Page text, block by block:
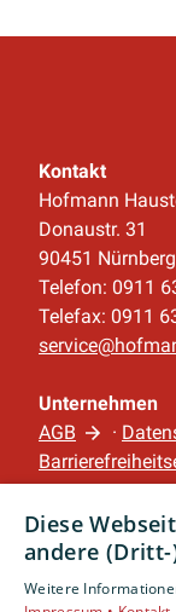
Kontakt
Hofmann
Donaustr. 31
90451 Nürnberg
Telefon: 0911
Telefax: 0911
Unternehmen
AGB
·
Leistungen
Privatkunden
Gewerbekunden
Diese
andere (Dritt-
Weitere